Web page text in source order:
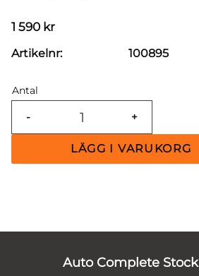
1 590 kr
Antal
+
-
Artikelnr 100895
Auto Complete